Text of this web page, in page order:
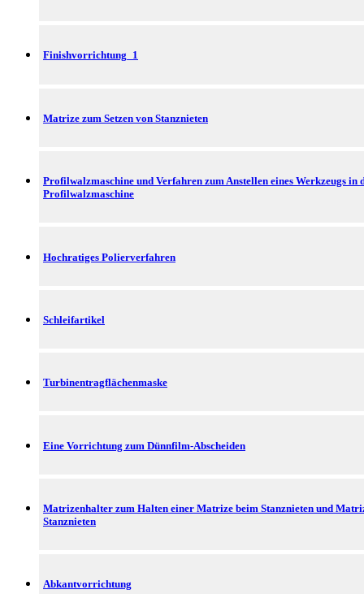
Finishvorrichtung_1
Matrize zum Setzen von Stanznieten
Profilwalzmaschine und Verfahren zum Anstellen eines Werkzeugs in
Profilwalzmaschine
Hochratiges Polierverfahren
Schleifartikel
Turbinentragflächenmaske
Eine Vorrichtung zum Dünnfilm-Abscheiden
Matrizenhalter zum Halten einer Matrize beim Stanznieten und
Stanznieten
Abkantvorrichtung